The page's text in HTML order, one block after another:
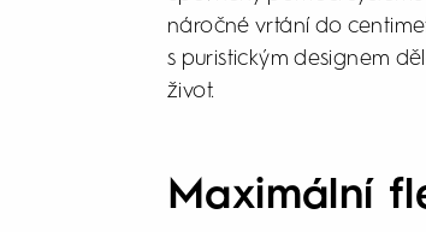
náročné vrtání do
s puristickým designem
život.
Maximální